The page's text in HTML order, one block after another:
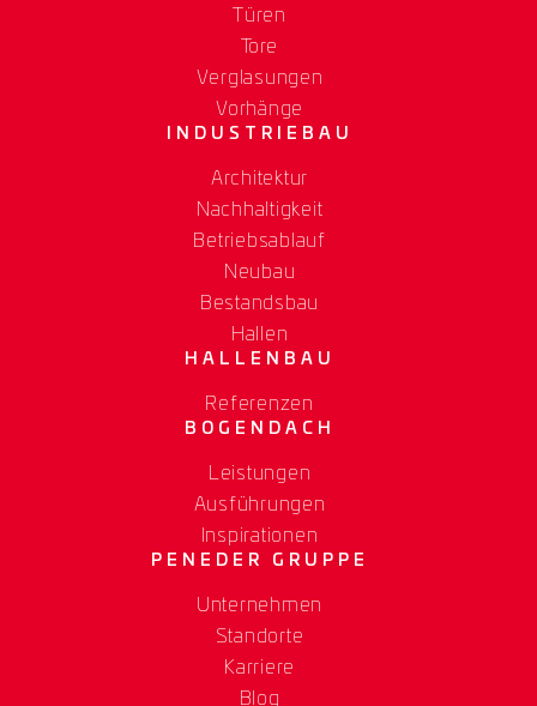
Türen
Tore
Verglasungen
Vorhänge
INDUSTRIEBAU
Architektur
Nachhaltigkeit
Betriebsablauf
Neubau
Bestandsbau
Hallen
HALLENBAU
Referenzen
BOGENDACH
Leistungen
Ausführungen
Inspirationen
PENEDER GRUPPE
Unternehmen
Standorte
Karriere
Blog